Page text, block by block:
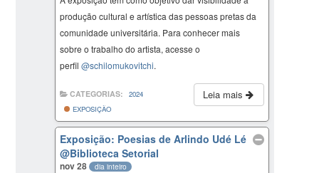
produção cultural e artística das pessoas pretas da
comunidade universitária. Para conhecer mais
sobre o trabalho do artista, acesse o
perfil@schilomukovitchi.
Leia mais
CATEGORIAS:
2024
EXPOSIÇÃO
Exposição: Poesias de Arlindo Udé Lé
@Biblioteca Setorial
nov 28 dia inteiro